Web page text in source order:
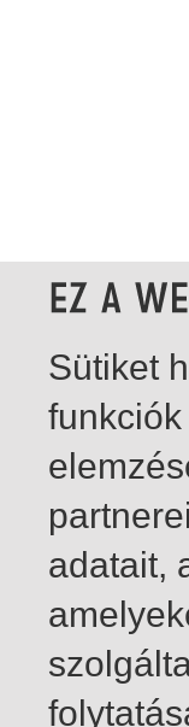
/ insgesamt 1138
Sütiket
adatait,